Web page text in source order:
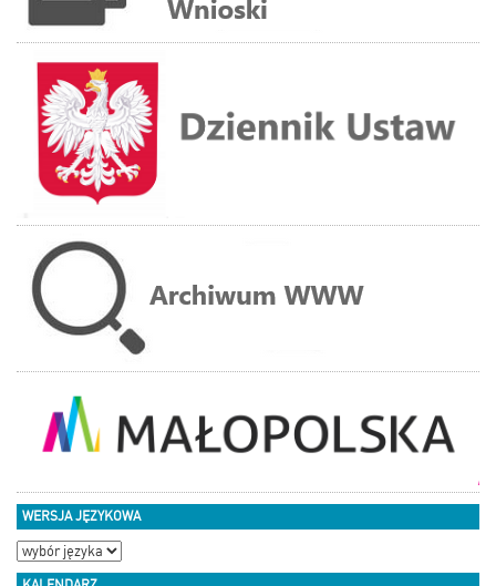
WERSJA JĘZYKOWA